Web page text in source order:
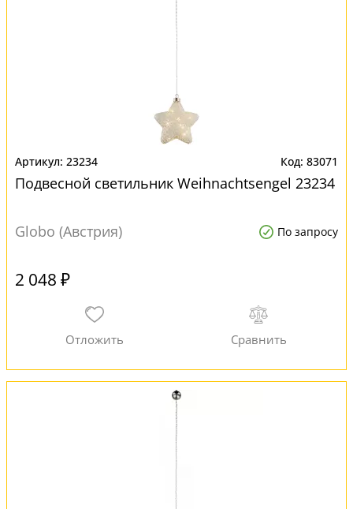
23234 83071
Подвесной светильник Weihnachtsengel 23234
Globo (Австрия) По запросу
2 048 ₽